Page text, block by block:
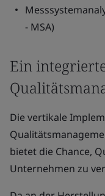
- MSA)
Ein
Die vertikale
bietet die Chance,
Unternehmen zu